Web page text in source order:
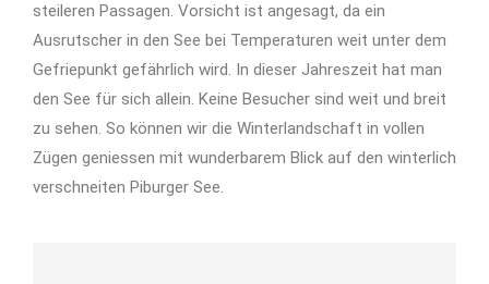
steileren Passagen. Vorsicht ist angesagt, da ein
Ausrutscher in den See bei Temperaturen weit unter dem
Gefriepunkt gefährlich wird. In dieser Jahreszeit hat man
den See für sich allein. Keine Besucher sind weit und breit
zu sehen. So können wir die Winterlandschaft in vollen
Zügen geniessen mit wunderbarem Blick auf den winterlich
verschneiten Piburger See.